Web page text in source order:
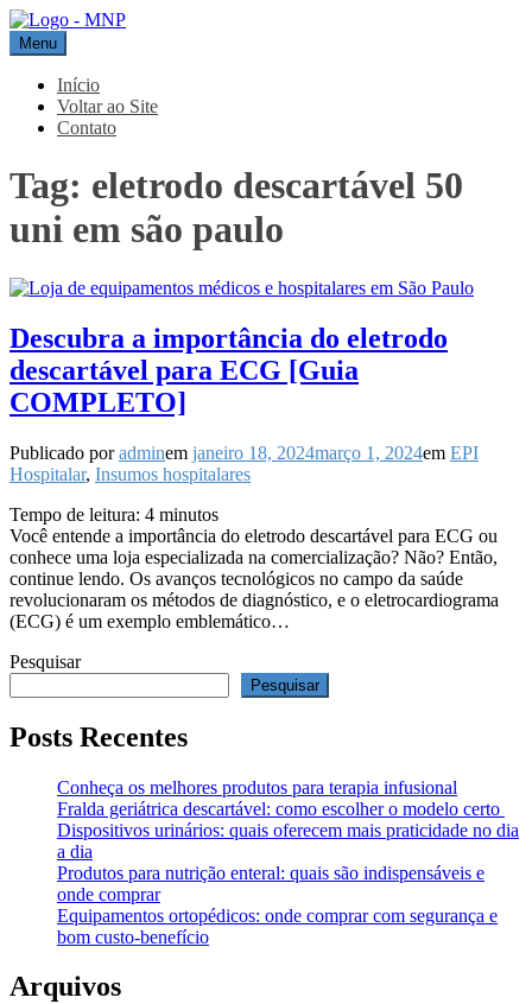
Pular
para
o
conteúdo
MNP
Blog
Menu
Início
Voltar ao Site
Contato
Tag: eletrodo descartável 50
uni em são paulo
Descubra a importância do eletrodo
descartável para ECG [Guia
COMPLETO]
Publicado poradminem janeiro 18, 2024março 1, 2024em EPI
Hospitalar, Insumos hospitalares
Tempo de leitura: 4 minutos
Você entende a importância do eletrodo descartável para ECG ou
conhece uma loja especializada na comercialização? Não? Então,
continue lendo. Os avanços tecnológicos no campo da saúde
revolucionaram os métodos de diagnóstico, e o eletrocardiograma
(ECG) é um exemplo emblemático…
Pesquisar
Pesquisar
Posts Recentes
Conheça os melhores produtos para terapia infusional
Fralda geriátrica descartável: como escolher o modelo certo
Dispositivos urinários: quais oferecem mais praticidade no dia
a dia
Produtos para nutrição enteral: quais são indispensáveis e
onde comprar
Equipamentos ortopédicos: onde comprar com segurança e
bom custo-benefício
Arquivos